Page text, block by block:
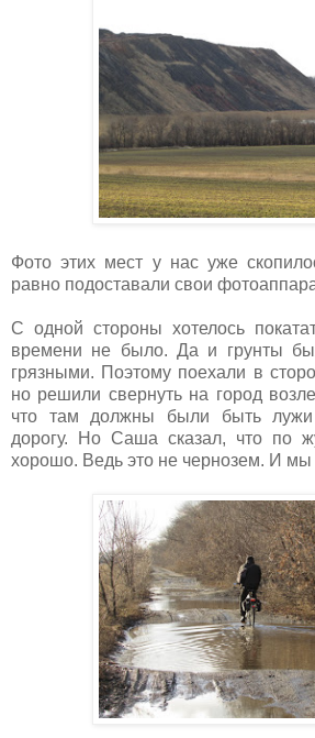
Фото этих мест у нас уже
равно подоставали свои
С одной стороны хотелось
времени не было. Да и грунты
грязными. Поэтому поехали в
но решили свернуть на город
что там должны были быть
дорогу. Но Саша сказал, что по
хорошо. Ведь это не чернозем. И мы